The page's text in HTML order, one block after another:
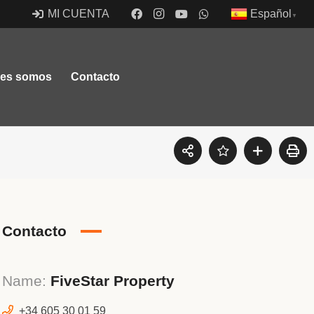
MI CUENTA Español ▼
somos Contacto
Contacto
Name: FiveStar Property
+34 605 30 01 59